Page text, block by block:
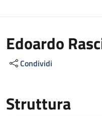
Edoardo
Condividi
Struttura